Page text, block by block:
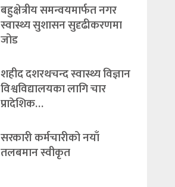
बहुक्षेत्रीय समन्वयमार्फत नगर
स्वास्थ्य सुशासन सुदृढीकरणमा
जोड
शहीद दशरथचन्द स्वास्थ्य विज्ञान
विश्वविद्यालयका लागि चार
प्रादेशिक…
सरकारी कर्मचारीको नयाँ
तलबमान स्वीकृत